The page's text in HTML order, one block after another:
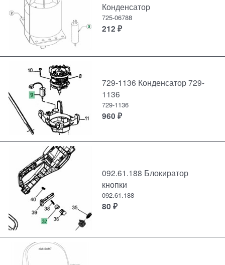
Конденсатор
725-06788
212 ₽
729-1136 Конденсатор 729-
1136
729-1136
960 ₽
092.61.188 Блокиратор
кнопки
092.61.188
80 ₽